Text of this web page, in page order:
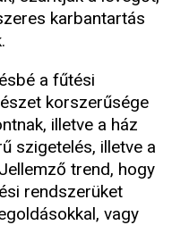
karbantartás
a fűtési
korszerűsége
illetve a ház
szigetelés, illetve a
trend, hogy
rendszerüket
vagy